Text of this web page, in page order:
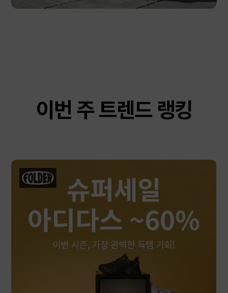
이번 주 트렌드 랭킹